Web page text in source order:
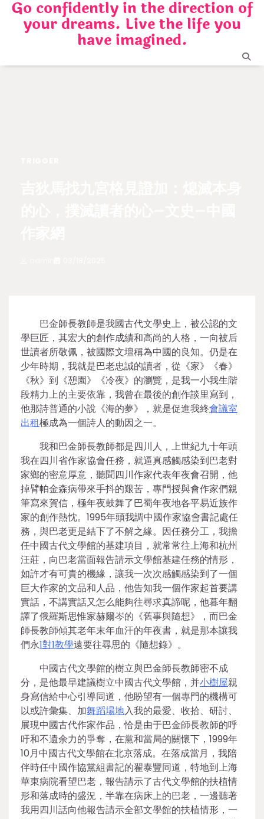
Skip
content
Go confidently in the direction of
your dreams. Live the life you
have imagined.
巴金師長教師是我國古代文學史上，被公認的文
學巨匠，其宏大的創作成績和高尚的人格，一向被后
世讀者所敬佩，被國際文壇稱為中國的良知。仍是在
少年時期，我就是巴老忠誠的讀者，從《家》《春》
《秋》到《憩園》《冷夜》的瀏覽，是我一小我生階
段精力上的主要依靠，我曾在最後的創作談里寫到，
他那詩普通的小說《海的夢》，就是促進我終會議室
出租極成為一個詩人的動因之一。
我和巴金師長教師都是四川人，上世紀九十年頭
我在四川省作家協會任務，就逼真感觸感染到巴老對
家鄉的密意厚意，聽聞四川作家代表年夜會召開，他
掉臂帕金森病帶來手抖的艱苦，專門授與會作家們親
筆寫來賀信，極年夜鼓舞了巴蜀年夜地各平易近族作
家的創作熱忱。1995年頭我調中國作家協會書記處任
務，與巴老更是結下了不解之緣。因任務分工，我擔
任中國古代文學館的基建項目，就常常往上海和杭州
汪莊，向巴老當面報告請示文學館基建任務的情形，
如許才有可貴的機緣，讓我一次次感觸感染到了一個
巨大作家的文品和人品，他告知我一個作家起首要講
實話，不講實話又怎么能夠往尋求真諦呢，他暮年翻
譯了俄羅斯思惟家赫爾岑的《舊事與隨想》，而巴金
師長教師傾其老年末年血汗的年夜書，就是那本讓我
們永1對1教學遠要往尋思的《隨想錄》。
中國古代文學館的樹立與巴金師長教師密不成
分，是他最早建議樹立中國古代文學館，并小樹屋親
身寫信給中心引導同道，他盼望有一個專門的機構可
以或許彙集、加舞蹈場地入我的最愛、收拾、研討、
展現中國古代作家作品，恰是由于巴金師長教師的呼
吁和不遺余力的爭奪，在黨和當局的關懷下，1999年
10月中國古代文學館在北京落成。在落成當月，我陪
伴時任中國作協黨組書記的翟泰豐同道，特地到上海
華東病院看望巴老，報告請示了古代文學館的扶植情
形和落成時的盛況，半靠在病床上的巴老，一邊聽著
我用四川話向他報告請示全部文學館的扶植情形，一